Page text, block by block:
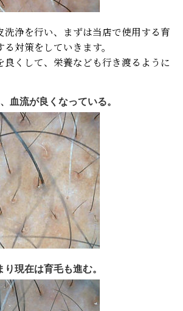
洗浄を行い、まずは当店で使用する育
対策をしていきます。
良くして、栄養なども行き渡るように
血流が良くなっている。
り現在は育毛も進む。